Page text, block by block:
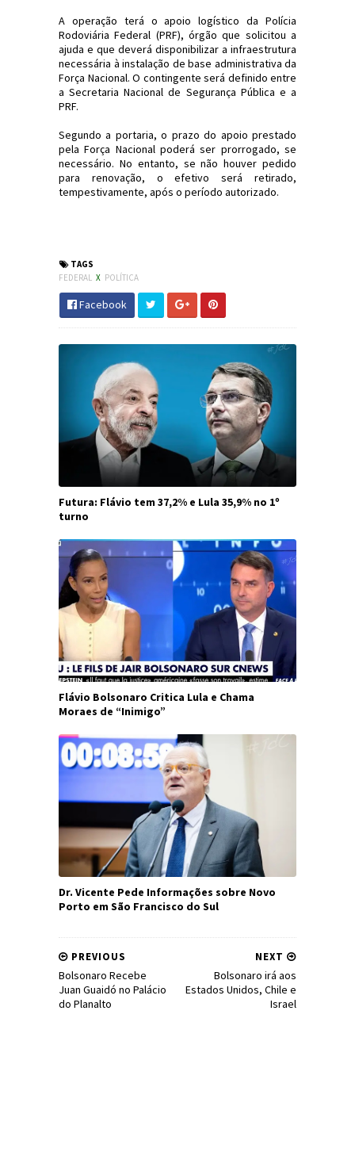
A operação terá o apoio logístico da Polícia
Rodoviária Federal (PRF), órgão que solicitou a
ajuda e que deverá disponibilizar a infraestrutura
necessária à instalação de base administrativa da
Força Nacional. O contingente será definido entre
a Secretaria Nacional de Segurança Pública e a
PRF.
Segundo a portaria, o prazo do apoio prestado
pela Força Nacional poderá ser prorrogado, se
necessário. No entanto, se não houver pedido
para renovação, o efetivo será retirado,
tempestivamente, após o período autorizado.
TAGS
FEDERAL X POLÍTICA
Facebook
Futura: Flávio tem 37,2% e Lula 35,9% no 1º
turno
Flávio Bolsonaro Critica Lula e Chama
Moraes de “Inimigo”
Dr. Vicente Pede Informações sobre Novo
Porto em São Francisco do Sul
NEXT
Bolsonaro irá aos
Estados Unidos, Chile e
Israel
PREVIOUS
Bolsonaro Recebe
Juan Guaidó no Palácio
do Planalto